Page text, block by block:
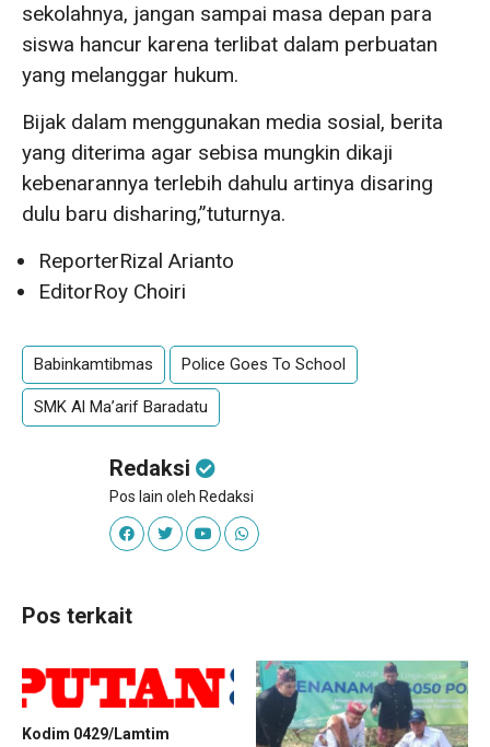
sekolahnya, jangan sampai masa depan para
siswa hancur karena terlibat dalam perbuatan
yang melanggar hukum.
Bijak dalam menggunakan media sosial, berita
yang diterima agar sebisa mungkin dikaji
kebenarannya terlebih dahulu artinya disaring
dulu baru disharing,”tuturnya.
ReporterRizal Arianto
EditorRoy Choiri
Babinkamtibmas Police Goes To School
SMK Al Ma’arif Baradatu
Redaksi
Pos lain oleh Redaksi
Pos terkait
Kodim 0429/Lamtim